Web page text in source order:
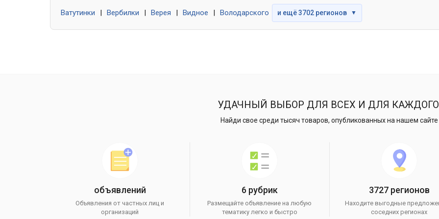
Ватутинки Вербилки Верея Видное Володарского и ещё 3702 регионов ▼
УДАЧНЫЙ ВЫБОР ДЛЯ ВСЕХ И ДЛЯ
Найди свое среди тысяч товаров, опубликованных на нашем сайте
объявлений
Объявления от частных лиц и
организаций
6 рубрик
Размещайте объявление на любую
тематику легко и быстро
3727 регионов
Находите выгодные
соседних регионах